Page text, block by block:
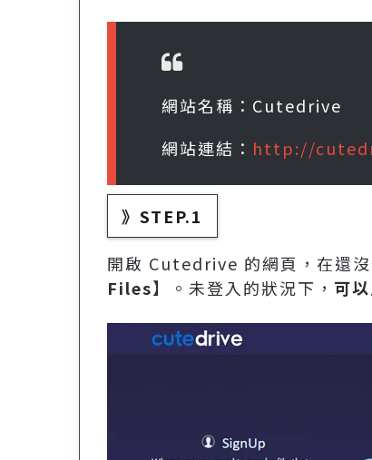
網站名稱：Cutedrive
網站連結： http://
》STEP.1
開啟 Cutedrive 的網頁，在還
Files】。未登入的狀況下， 可